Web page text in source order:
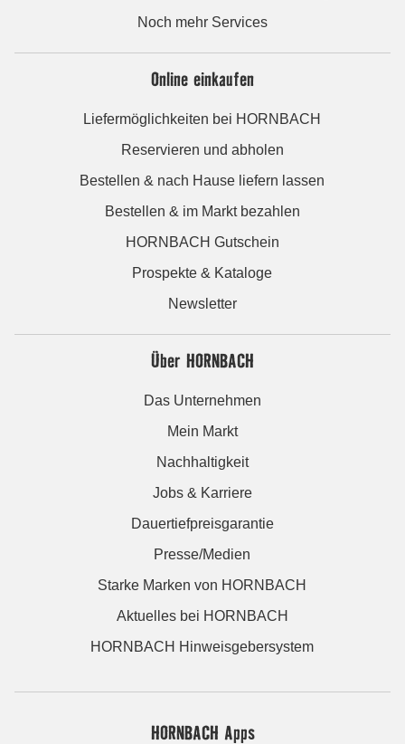
Noch mehr Services
Online einkaufen
Liefermöglichkeiten bei HORNBACH
Reservieren und abholen
Bestellen & nach Hause liefern lassen
Bestellen & im Markt bezahlen
HORNBACH Gutschein
Prospekte & Kataloge
Newsletter
Über HORNBACH
Das Unternehmen
Mein Markt
Nachhaltigkeit
Jobs & Karriere
Dauertiefpreisgarantie
Presse/Medien
Starke Marken von HORNBACH
Aktuelles bei HORNBACH
HORNBACH Hinweisgebersystem
HORNBACH Apps